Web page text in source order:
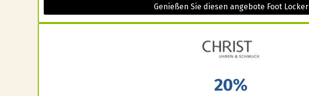
Genießen Sie diesen angebote Foot Locker
20%